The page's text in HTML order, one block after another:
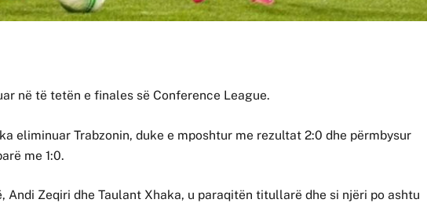
në të tetën e finales së Conference League.
eliminuar Trabzonin, duke e mposhtur me rezultat 2:0 dhe përmbysur
me 1:0.
Andi Zeqiri dhe Taulant Xhaka, u paraqitën titullarë dhe si njëri po ashtu